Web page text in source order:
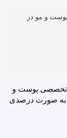
و مو در
تخصصی پوست و
به صورت درصدی